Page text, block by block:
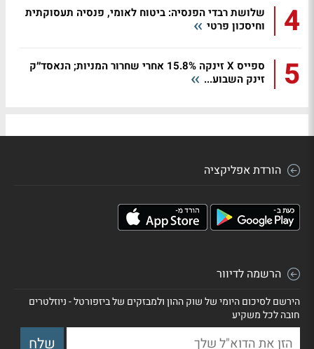
4
שלושת רבדי הפנסיה: ביטוח לאומי, פנסיה תעסוקתית
וחיסכון פרטי
5
ספייס X זינקה 15.8% אחרי שחרור המניות; הנאסד״ק
זינק השבוע...
הורדת אפליקציה
הרשמה לדיוור
הירשם לסיכום היומי של שוק ההון ולמבזקים של ביזפורטל - ניוזלטרים
חובה לכל משקיע